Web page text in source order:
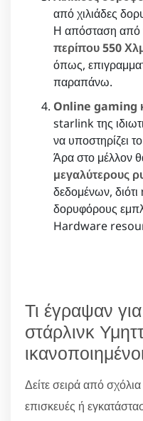
από χιλιάδες
Η απόσταση από
περίπου 550
όπως,
παραπάνω.
Online gaming
starlink της
να υποστηρίζει
Άρα στο μέλλον
μεγαλύτερους
δεδομένων, διότι
δορυφόρους
Hardware
Τι έγραψαν
στάρλινκ
Δείτε σειρά από
επισκευές ή